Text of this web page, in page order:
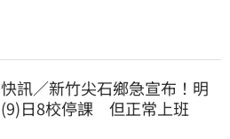
快訊／新竹尖石鄉急宣布！明
(9)日8校停課 但正常上班